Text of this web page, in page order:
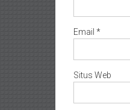
Email *
Situs Web